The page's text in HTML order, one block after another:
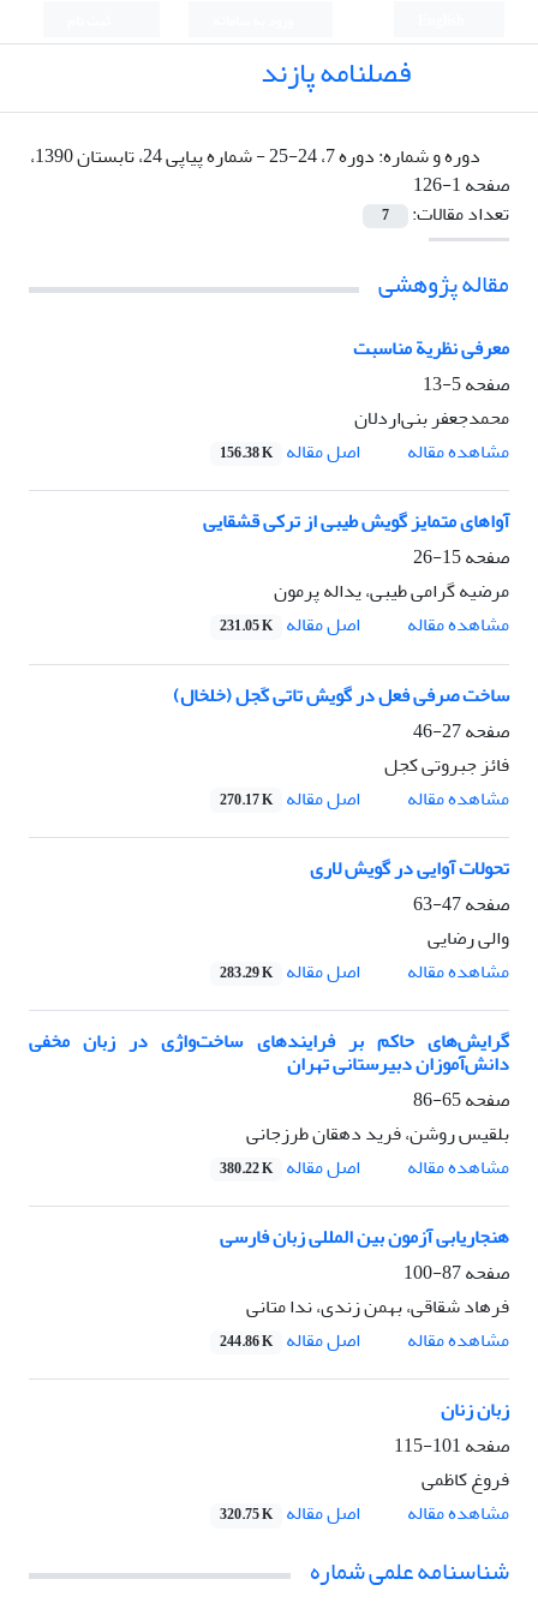
فصلنامه پازند
دوره و شماره:
دوره 7، 24-25 - شماره پیاپی 24، تابستان 1390،
صفحه 1-126
تعداد مقالات:
7
مقاله پژوهشی
معرفی نظریة مناسبت
صفحه5-13
محمدجعفر بنی‌اردلان
مشاهده مقاله
اصل مقاله 156.38 K
آواهای متمایز گویش طیبی از ترکی قشقایی
صفحه15-26
مرضیه گرامی طیبی، یداله پرمون
مشاهده مقاله
اصل مقاله 231.05 K
ساخت صرفی فعل در گویش تاتی کَجل (خلخال)
صفحه27-46
فائز جبروتی کجل
مشاهده مقاله
اصل مقاله 270.17 K
تحولات آوایی در گویش لاری
صفحه47-63
والی رضایی
مشاهده مقاله
اصل مقاله 283.29 K
گرایش‌های حاکم بر فرایندهای ساخت‌واژی در زبان مخفی
دانش‌آموزان دبیرستانی تهران
صفحه65-86
بلقیس روشن، فرید دهقان طرزجانی
مشاهده مقاله
اصل مقاله 380.22 K
هنجاریابی آزمون بین المللی زبان فارسی
صفحه87-100
فرهاد شقاقی، بهمن زندی، ندا متانی
مشاهده مقاله
اصل مقاله 244.86 K
زبان زنان
صفحه101-115
فروغ کاظمی
مشاهده مقاله
اصل مقاله 320.75 K
شناسنامه علمی شماره